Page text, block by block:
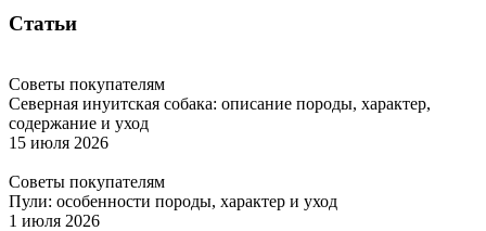
Статьи
Советы покупателям
Северная инуитская собака: описание породы, характер,
содержание и уход
15 июля 2026
Советы покупателям
Пули: особенности породы, характер и уход
1 июля 2026